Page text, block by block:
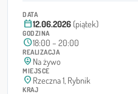
DATA
calendar_today12.06.2026 (piątek)
GODZINA
schedule18:00 – 20:00
REALIZACJA
person_pin_circle Na żywo
MIEJSCE
location_on Rzeczna 1, Rybnik
KRAJ